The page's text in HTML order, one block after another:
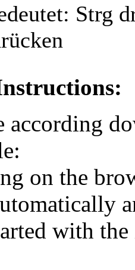
Strg
according
on the
with